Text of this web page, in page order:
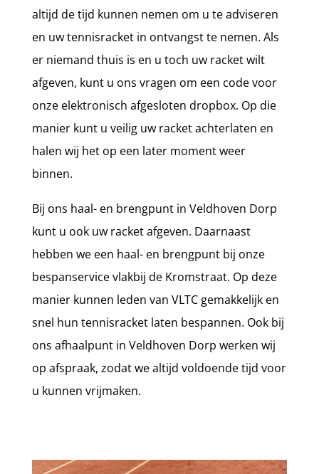
altijd de tijd kunnen nemen om u te adviseren
en uw tennisracket in ontvangst te nemen. Als
er niemand thuis is en u toch uw racket wilt
afgeven, kunt u ons vragen om een code voor
onze elektronisch afgesloten dropbox. Op die
manier kunt u veilig uw racket achterlaten en
halen wij het op een later moment weer
binnen.
Bij ons haal- en brengpunt in Veldhoven Dorp
kunt u ook uw racket afgeven. Daarnaast
hebben we een haal- en brengpunt bij onze
bespanservice vlakbij de Kromstraat. Op deze
manier kunnen leden van VLTC gemakkelijk en
snel hun tennisracket laten bespannen. Ook bij
ons afhaalpunt in Veldhoven Dorp werken wij
op afspraak, zodat we altijd voldoende tijd voor
u kunnen vrijmaken.